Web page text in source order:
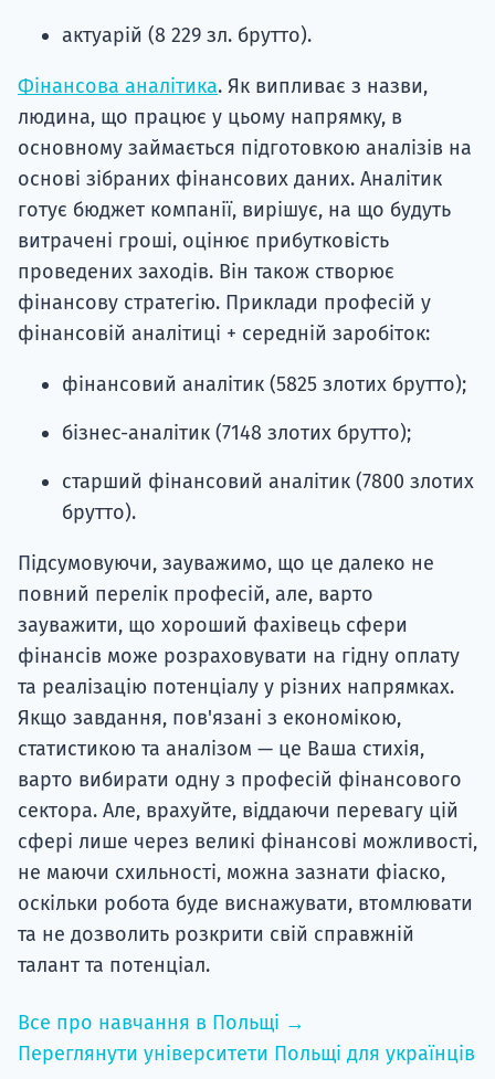
актуарій (8 229 зл. брутто).
Фінансова аналітика. Як випливає з назви,
людина, що працює у цьому напрямку, в
основному займається підготовкою аналізів на
основі зібраних фінансових даних. Аналітик
готує бюджет компанії, вирішує, на що будуть
витрачені гроші, оцінює прибутковість
проведених заходів. Він також створює
фінансову стратегію. Приклади професій у
фінансовій аналітиці + середній заробіток:
фінансовий аналітик (5825 злотих брутто);
бізнес-аналітик (7148 злотих брутто);
старший фінансовий аналітик (7800 злотих
брутто).
Підсумовуючи, зауважимо, що це далеко не
повний перелік професій, але, варто
зауважити, що хороший фахівець сфери
фінансів може розраховувати на гідну оплату
та реалізацію потенціалу у різних напрямках.
Якщо завдання, пов'язані з економікою,
статистикою та аналізом — це Ваша стихія,
варто вибирати одну з професій фінансового
сектора. Але, врахуйте, віддаючи перевагу цій
сфері лише через великі фінансові можливості,
не маючи схильності, можна зазнати фіаско,
оскільки робота буде виснажувати, втомлювати
та не дозволить розкрити свій справжній
талант та потенціал.
Все про навчання в Польщі →
Переглянути університети Польщі для українців